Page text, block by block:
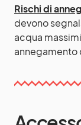
Rischi di
devono
acqua
annegamento